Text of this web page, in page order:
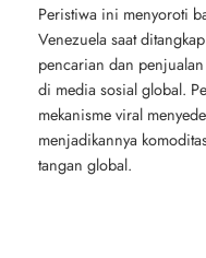
Peristiwa ini menyoroti
Venezuela saat
pencarian dan
di media sosial global.
mekanisme viral
menjadikannya
tangan global.